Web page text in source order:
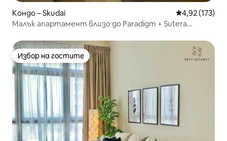
Кондо – Skudai Средна
4,92 (173)
Малък апартамент близо до Paradigm + Sutera
Избор на гостите
Избор на гостите